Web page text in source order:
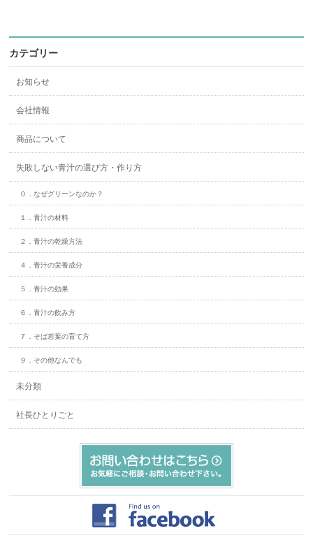
カテゴリー
お知らせ
会社情報
商品について
失敗しない青汁の選び方・作り方
０．なぜグリーンなのか？
１．青汁の材料
２．青汁の乾燥方法
４．青汁の栄養成分
５．青汁の効果
６．青汁の飲み方
７．そば若葉の育て方
９．その他なんでも
未分類
社長ひとりごと